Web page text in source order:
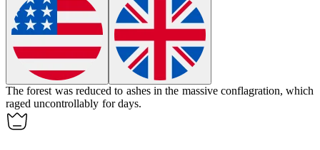
The forest was reduced to ashes in the massive conflagration, which
raged uncontrollably for days.